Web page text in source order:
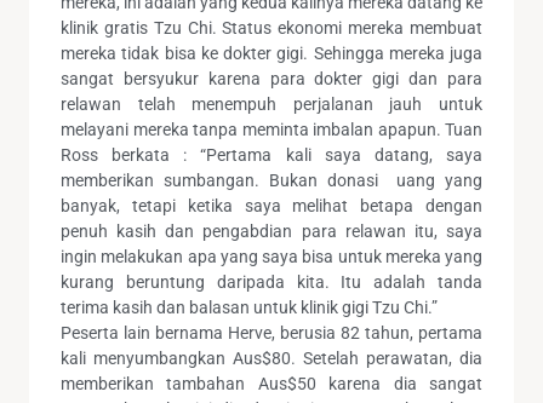
klinik gratis Tzu Chi. Status ekonomi mereka membuat
mereka tidak bisa ke dokter gigi. Sehingga mereka juga
sangat bersyukur karena para dokter gigi dan para
relawan telah menempuh perjalanan jauh untuk
melayani mereka tanpa meminta imbalan apapun. Tuan
Ross berkata : “Pertama kali saya datang, saya
memberikan sumbangan. Bukan donasi uang yang
banyak, tetapi ketika saya melihat betapa dengan
penuh kasih dan pengabdian para relawan itu, saya
ingin melakukan apa yang saya bisa untuk mereka yang
kurang beruntung daripada kita. Itu adalah tanda
terima kasih dan balasan untuk klinik gigi Tzu Chi.”
Peserta lain bernama Herve, berusia 82 tahun, pertama
kali menyumbangkan Aus$80. Setelah perawatan, dia
memberikan tambahan Aus$50 karena dia sangat